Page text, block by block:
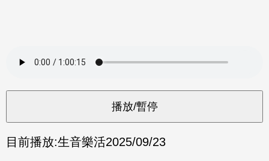
目前播放:生音樂活2025/09/23